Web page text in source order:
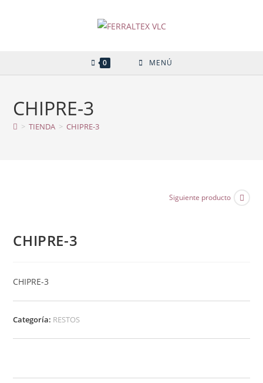
0 MENÚ
CHIPRE-3
> TIENDA > CHIPRE-3
Siguiente producto
CHIPRE-3
CHIPRE-3
Categoría: RESTOS